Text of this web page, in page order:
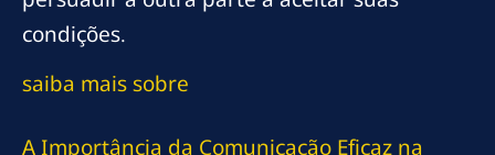
condições.
saiba mais sobre
A Importância da Comunicação Eficaz na